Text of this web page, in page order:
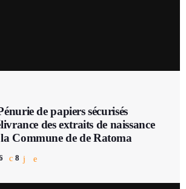
de papiers sécurisés
des extraits de naissance
Commune de de Ratoma
8